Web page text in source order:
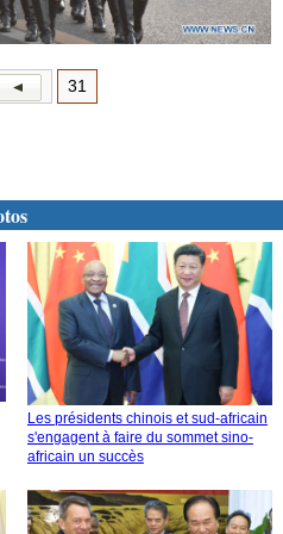
31
Les présidents chinois et sud-africain
s'engagent à faire du sommet sino-
africain un succès